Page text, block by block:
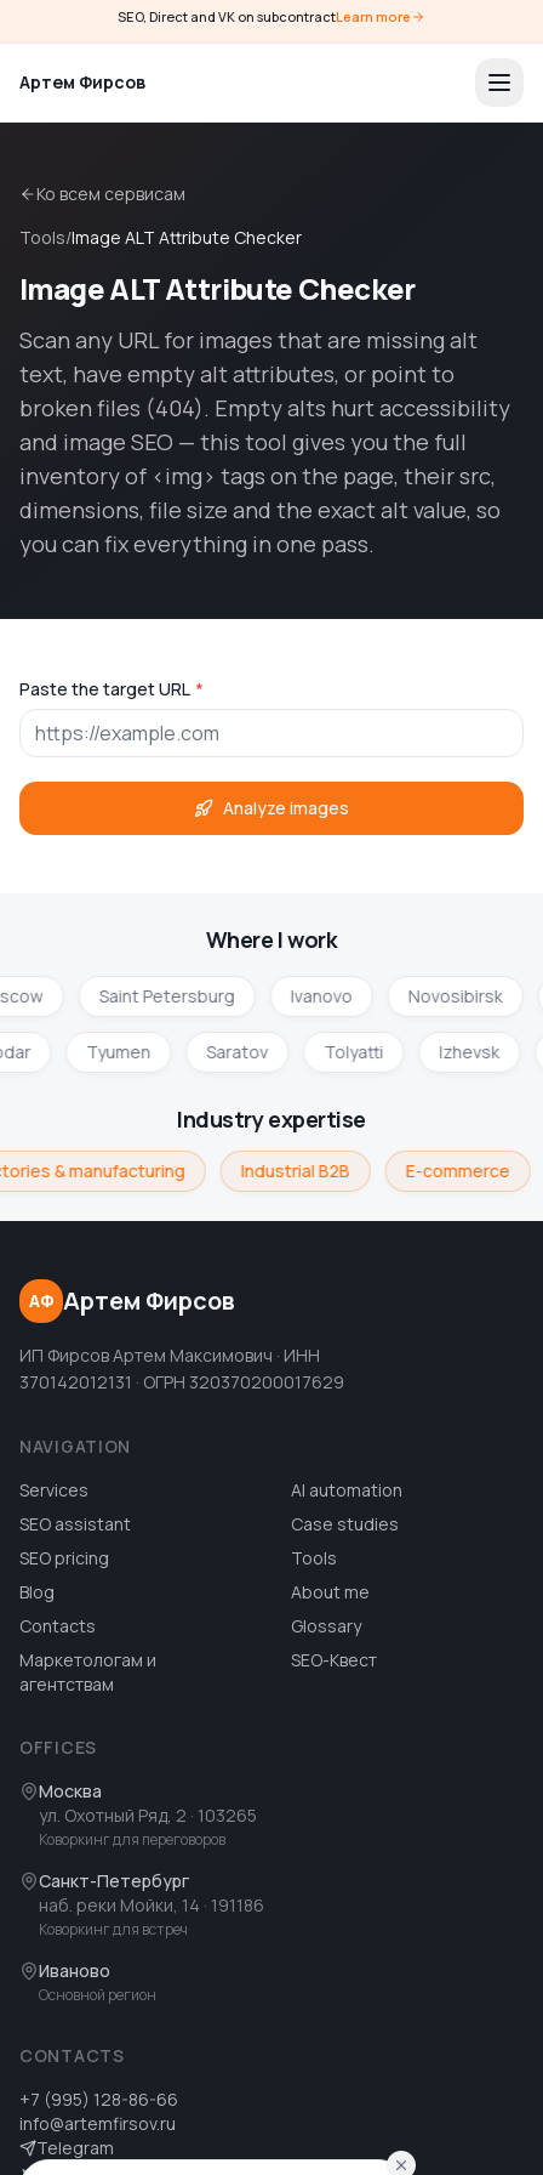
SEO, Direct and VK on subcontractLearn more
Артем Фирсов
Ко всем сервисам
Tools/Image ALT Attribute Checker
Image ALT Attribute Checker
Scan any URL for images that are missing alt
text, have empty alt attributes, or point to
broken files (404). Empty alts hurt accessibility
and image SEO — this tool gives you the full
inventory of <img> tags on the page, their src,
dimensions, file size and the exact alt value, so
you can fix everything in one pass.
Paste the target URL *
Analyze images
Where I work
Saint Petersburg Ivanovo Novosibirsk
Tyumen Saratov Tolyatti Izhevsk
Industry expertise
& manufacturing Industrial B2B E-commerce
АФ Артем Фирсов
ИП Фирсов Артем Максимович · ИНН
370142012131 · ОГРН 320370200017629
NAVIGATION
Services
AI automation
SEO assistant
Case studies
SEO pricing
Tools
Blog
About me
Contacts
Glossary
Маркетологам и
агентствам
SEO-Квест
OFFICES
Москва
ул. Охотный Ряд, 2 · 103265
Коворкинг для переговоров
Санкт-Петербург
наб. реки Мойки, 14 · 191186
Коворкинг для встреч
Иваново
Основной регион
CONTACTS
+7 (995) 128-86-66
info@artemfirsov.ru
Telegram